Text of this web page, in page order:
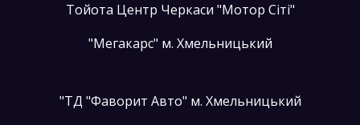
Тойота Центр Черкаси "Мотор Сіті"
"Мегакарс" м. Хмельницький
"ТД "Фаворит Авто" м. Хмельницький